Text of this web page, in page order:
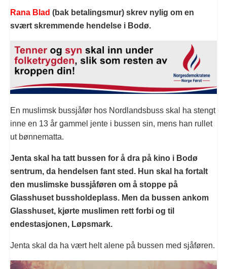
Rana Blad (bak betalingsmur) skrev nylig om en
svært skremmende hendelse i Bodø.
En muslimsk bussjåfør hos Nordlandsbuss skal ha stengt
inne en 13 år gammel jente i bussen sin, mens han rullet
ut bønnematta.
Jenta skal ha tatt bussen for å dra på kino i Bodø
sentrum, da hendelsen fant sted. Hun skal ha fortalt
den muslimske bussjåføren om å stoppe på
Glasshuset bussholdeplass. Men da bussen ankom
Glasshuset, kjørte muslimen rett forbi og til
endestasjonen, Løpsmark.
Jenta skal da ha vært helt alene på bussen med sjåføren.